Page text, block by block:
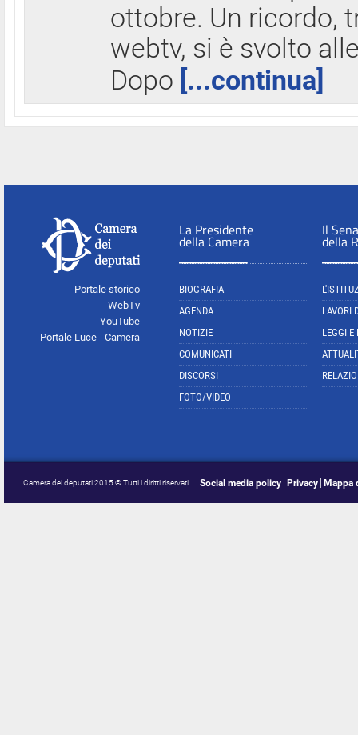
ottobre. Un ricordo,
webtv, si è svolto
Dopo [...continua]
Portale storico
WebTv
YouTube
Portale Luce - Camera
La Presidente
della Camera
BIOGRAFIA
AGENDA
NOTIZIE
COMUNICATI
DISCORSI
FOTO/VIDEO
Il
della
LAVORI
LEGGI E
Camera dei deputati 2015 © Tutti i diritti riservati Social media policy Privacy Mappa